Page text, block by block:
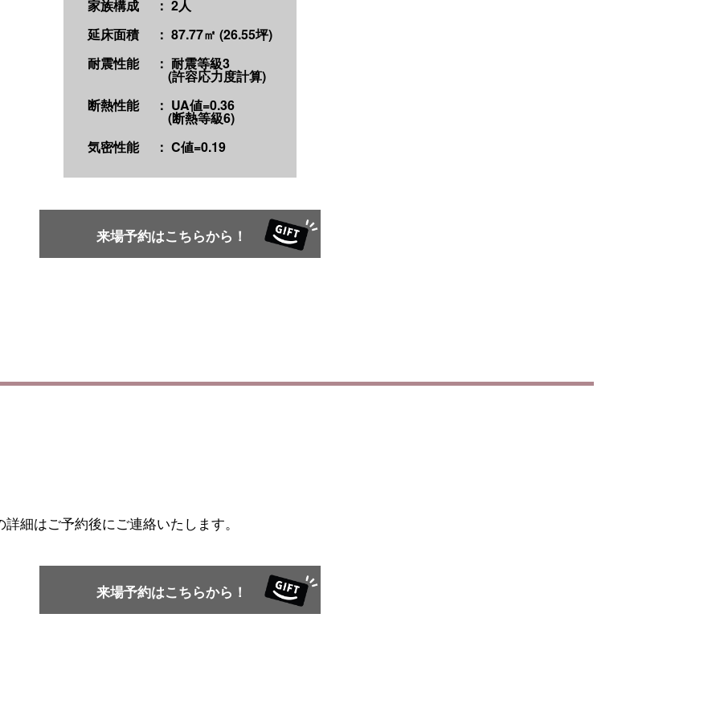
家族構成
： 2人
延床面積
： 87.77㎡ (26.55坪)
耐震性能
： 耐震等級3
(許容応力度計算)
断熱性能
： UA値=0.36
(断熱等級6)
気密性能
： C値=0.19
来場予約はこちらから！
細はご予約後にご連絡いたします。
来場予約はこちらから！